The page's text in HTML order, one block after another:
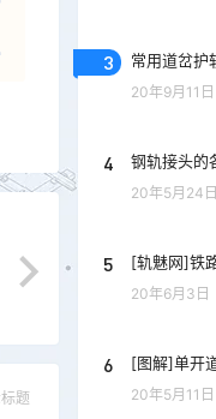
题
3 常用道岔护
20年9月11日
4 钢轨接头的
20年5月24日
5 [轨魅网]铁
20年6月3日
6 [图解]单开
20年5月11日